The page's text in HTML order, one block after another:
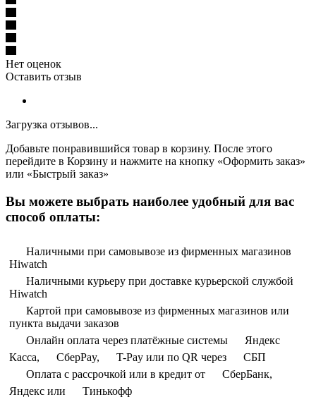
Нет оценок
Оставить отзыв
Загрузка отзывов...
Добавьте понравившийся товар в корзину. После этого
перейдите в Корзину и нажмите на кнопку «Оформить заказ»
или «Быстрый заказ»
Вы можете выбрать наиболее удобный для вас
способ оплаты:
Наличными при самовывозе из фирменных магазинов
Hiwatch
Наличными курьеру при доставке курьерской службой
Hiwatch
Картой при самовывозе из фирменных магазинов или
пункта выдачи заказов
Онлайн оплата через платёжные системы
Яндекс
Касса,
СберPay, T-Pay или по QR через
СБП
Оплата с рассрочкой или в кредит от
СберБанк,
Яндекс или
Тинькофф